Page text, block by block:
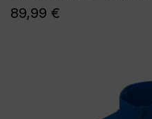
89,99 €